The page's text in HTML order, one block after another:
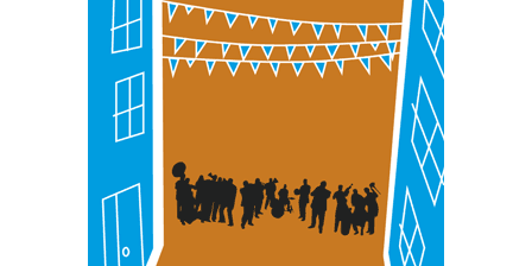
Lortu zure datu pertsonalak prozesatzeko moduari
buruzko informazio gehiago eta ezarri zure lehentasunak
datuen atalean. Edozein unetan alda edo ken dezakezu
zure baimena Cookieen adierazpenean.
Webgune honek cookie propioak eta hirugarrenen cookie-
fitxategiak erabiltzen ditu. Zure esperientzia eta
zerbitzuak hobetzeko asmoz, cookie teknologiaz
baliatzen gara. Ohar hau onartuz gero, teknologia hori